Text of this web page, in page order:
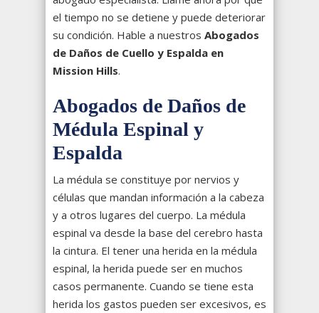
el tiempo no se detiene y puede deteriorar
su condición. Hable a nuestros Abogados
de Daños de Cuello y Espalda en
Mission Hills.
Abogados de Daños de
Médula Espinal y
Espalda
La médula se constituye por nervios y
células que mandan información a la cabeza
y a otros lugares del cuerpo. La médula
espinal va desde la base del cerebro hasta
la cintura. El tener una herida en la médula
espinal, la herida puede ser en muchos
casos permanente. Cuando se tiene esta
herida los gastos pueden ser excesivos, es